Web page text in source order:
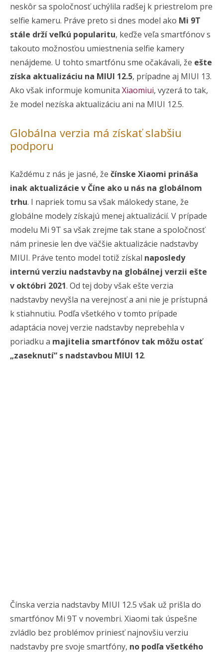
neskôr sa spoločnosť uchýlila radšej k priestrelom pre
selfie kameru. Práve preto si dnes model ako Mi 9T
stále drží veľkú popularitu, keďže veľa smartfónov s
takouto možnosťou umiestnenia selfie kamery
nenájdeme. U tohto smartfónu sme očakávali, že ešte
získa aktualizáciu na MIUI 12.5, prípadne aj MIUI 13.
Ako však informuje komunita Xiaomiui, vyzerá to tak,
že model nezíska aktualizáciu ani na MIUI 12.5.
Globálna verzia má získať slabšiu
podporu
Každému z nás je jasné, že čínske Xiaomi prináša
inak aktualizácie v Číne ako u nás na globálnom
trhu. I napriek tomu sa však málokedy stane, že
globálne modely získajú menej aktualizácií. V prípade
modelu Mi 9T sa však zrejme tak stane a spoločnosť
nám prinesie len dve väčšie aktualizácie nadstavby
MIUI. Práve tento model totiž získal naposledy
internú verziu nadstavby na globálnej verzii ešte
v októbri 2021. Od tej doby však ešte verzia
nadstavby nevyšla na verejnosť a ani nie je prístupná
k stiahnutiu. Podľa všetkého v tomto prípade
adaptácia novej verzie nadstavby neprebehla v
poriadku a majitelia smartfónov tak môžu ostať
„zaseknutí“ s nadstavbou MIUI 12.
Čínska verzia nadstavby MIUI 12.5 však už prišla do
smartfónov Mi 9T v novembri. Xiaomi tak úspešne
zvládlo bez problémov priniesť najnovšiu verziu
nadstavby pre svoje smartfóny, no podľa všetkého